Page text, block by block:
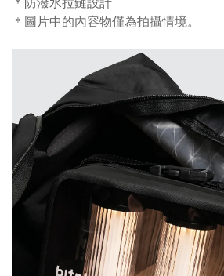
＊圖片中的內容物僅為拍攝情境。